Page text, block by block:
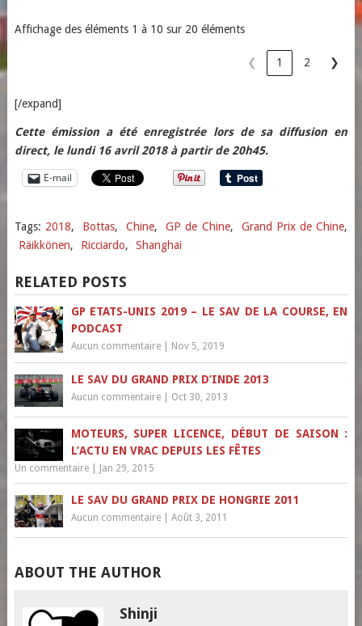
Affichage des éléments 1 à 10 sur 20 éléments
❮ 1 2 ❯
[/expand]
Cette émission a été enregistrée lors de sa diffusion en
direct, le lundi 16 avril 2018 à partir de 20h45.
E-mail
Tags: 2018, Bottas, Chine, GP de Chine, Grand Prix de Chine,
Räikkönen, Ricciardo, Shanghai
RELATED POSTS
GP ETATS-UNIS 2019 – LE SAV DE LA COURSE, EN
PODCAST
Aucun commentaire| Nov 5, 2019
LE SAV DU GRAND PRIX D’INDE 2013
Aucun commentaire| Oct 30, 2013
MOTEURS, SUPER LICENCE, DÉBUT DE SAISON :
L’ACTU EN VRAC DEPUIS LES FÊTES
Un commentaire| Jan 29, 2015
LE SAV DU GRAND PRIX DE HONGRIE 2011
Aucun commentaire| Août 3, 2011
ABOUT THE AUTHOR
Shinji